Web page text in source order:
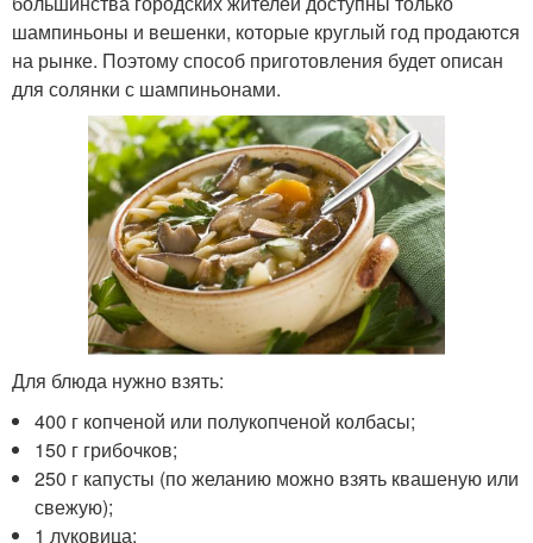
шампиньоны и вешенки, которые круглый год продаются
на рынке. Поэтому способ приготовления будет описан
для солянки с шампиньонами.
Для блюда нужно взять:
400 г копченой или полукопченой колбасы;
150 г грибочков;
250 г капусты (по желанию можно взять квашеную или
свежую);
1 луковица;